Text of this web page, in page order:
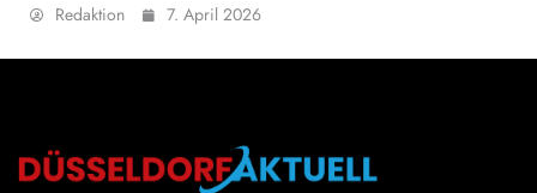
Redaktion 7. April 2026